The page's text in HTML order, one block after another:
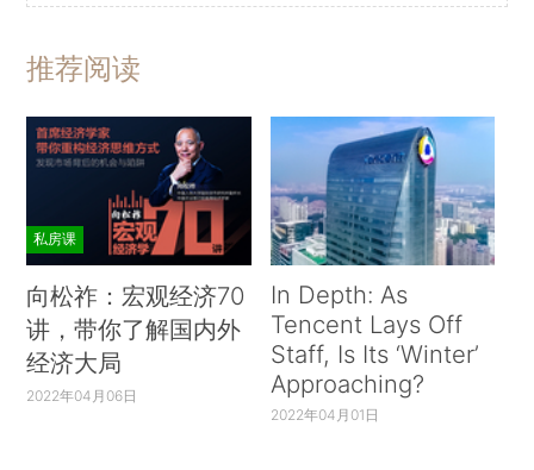
推荐阅读
私房课
向松祚：宏观经济70
讲，带你了解国内外
经济大局
2022年04月06日
In Depth: As
Tencent Lays Off
Staff, Is Its ‘Winter’
Approaching?
2022年04月01日